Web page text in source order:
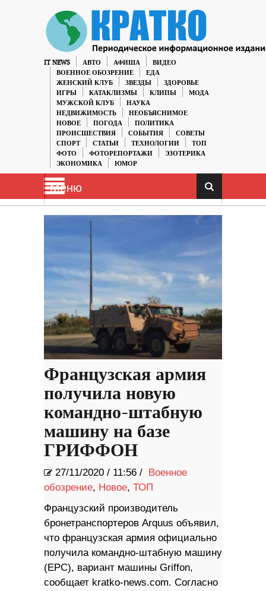
IT NEWS АВТО АФИША
ВИДЕО
ВОЕННОЕ ОБОЗРЕНИЕ
ЕДА
ЖЕНСКИЙ КЛУБ
ЗВЕЗДЫ
ЗДОРОВЬЕ
ИГРЫ
КАТАКЛИЗМЫ КЛИПЫ
МОДА
МУЖСКОЙ КЛУБ
НАУКА
НЕДВИЖИМОСТЬ
НЕОБЪЯСНИМОЕ
НОВОЕ
ПОГОДА
ПОЛИТИКА
ПРОИСШЕСТВИЯ
СОБЫТИЯ
СОВЕТЫ
СПОРТ
СТАТЬИ ТЕХНОЛОГИИ
ТОП
ФОТО
ФОТОРЕПОРТАЖИ
ЭЗОТЕРИКА
ЭКОНОМИКА
ЮМОР
Меню
Французская армия
получила новую
командно-штабную
машину на базе
ГРИФФОН
27/11/2020 / 11:56 /
Военное
обозрение, Новое, ТОП
Французский производитель
бронетранспортеров Arquus объявил,
что французская армия официально
получила командно-штабную машину
(EPC), вариант машины Griffon,
сообщает kratko-news.com. Согласно